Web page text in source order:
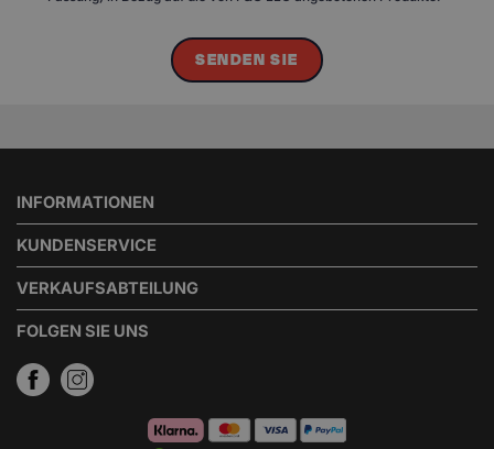
SENDEN SIE
INFORMATIONEN
KUNDENSERVICE
VERKAUFSABTEILUNG
FOLGEN SIE UNS